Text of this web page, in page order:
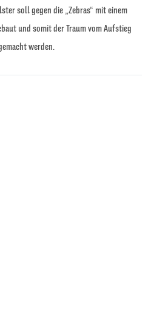
soll gegen die „Zebras“ mit einem
und somit der Traum vom Aufstieg
werden.